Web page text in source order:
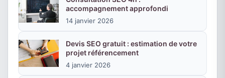
accompagnement approfondi
14 janvier 2026
Devis SEO gratuit : estimation de votre
projet référencement
4 janvier 2026